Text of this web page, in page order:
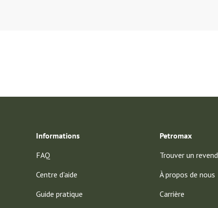
kennzeiuchnung von schott"
Informations
FAQ
Centre d'aide
Guide pratique
Petromax
Trouver un
À propos de nous
Carrière